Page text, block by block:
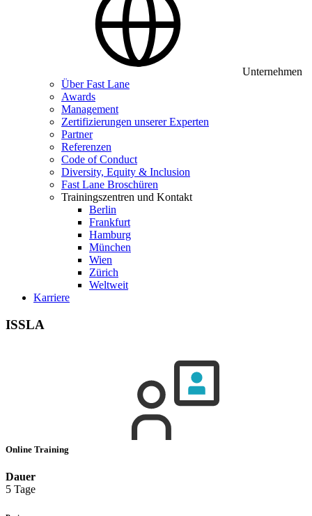
Unternehmen
Über Fast Lane
Awards
Management
Zertifizierungen unserer Experten
Partner
Referenzen
Code of Conduct
Diversity, Equity & Inclusion
Fast Lane Broschüren
Trainingszentren und Kontakt
Berlin
Frankfurt
Hamburg
München
Wien
Zürich
Weltweit
Karriere
ISSLA
Online Training
Dauer
5 Tage